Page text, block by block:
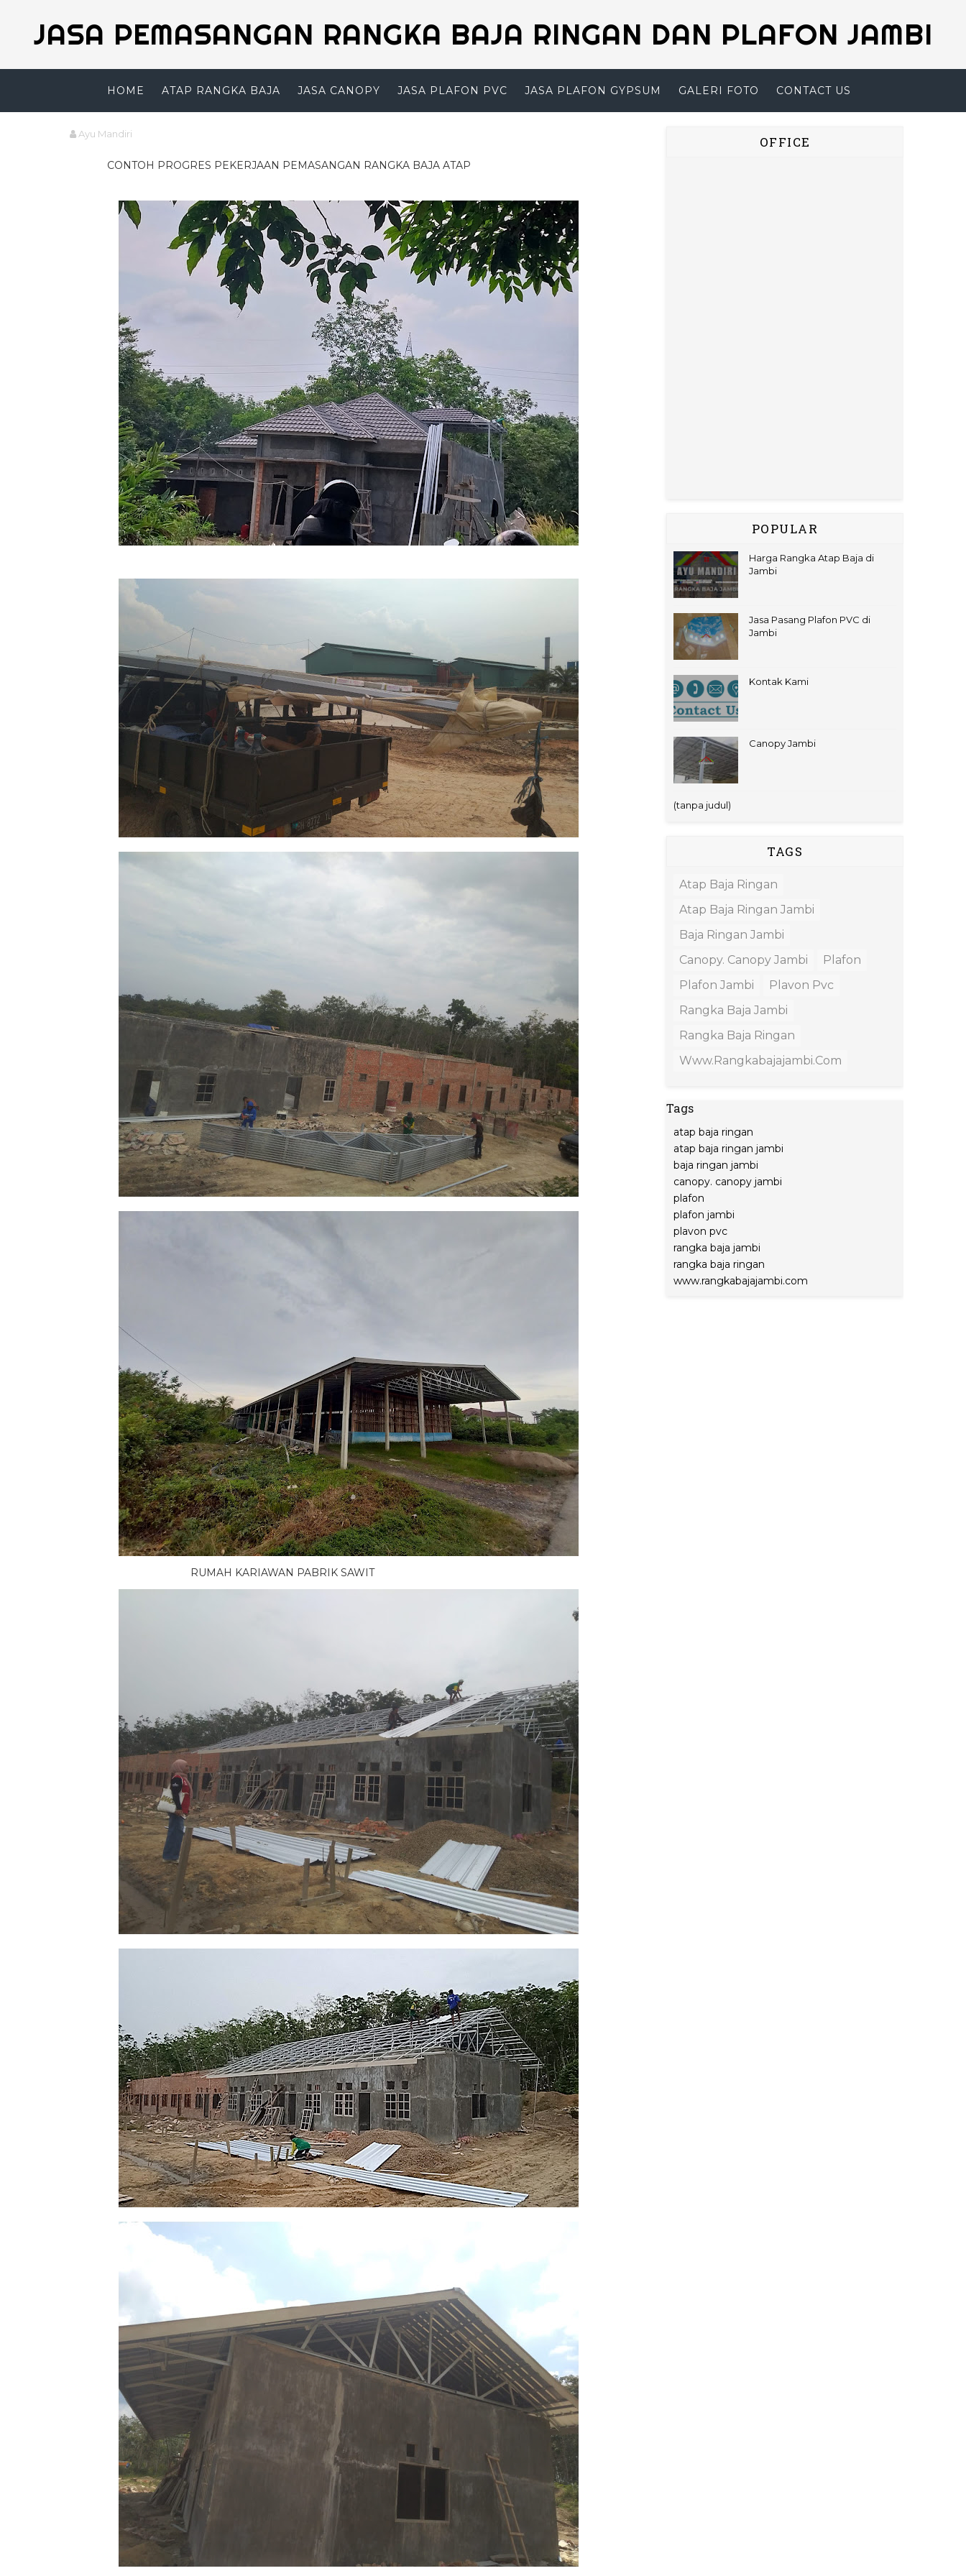
JASA PEMASANGAN RANGKA BAJA RINGAN DAN PLAFON JAMBI
HOME ATAP RANGKA BAJA JASA CANOPY JASA PLAFON PVC JASA PLAFON GYPSUM GALERI FOTO CONTACT US
Ayu Mandiri
CONTOH PROGRES PEKERJAAN PEMASANGAN RANGKA BAJA ATAP
RUMAH KARIAWAN PABRIK SAWIT
OFFICE
POPULAR
Harga Rangka Atap Baja di
Jambi
Jasa Pasang Plafon PVC di
Jambi
Kontak Kami
Canopy Jambi
(tanpa judul)
TAGS
Atap Baja Ringan
Atap Baja Ringan Jambi
Baja Ringan Jambi
Canopy. Canopy Jambi
Plafon
Plafon Jambi
Plavon Pvc
Rangka Baja Jambi
Rangka Baja Ringan
Www.rangkabajajambi.com
Tags
atap baja ringan
atap baja ringan jambi
baja ringan jambi
canopy. canopy jambi
plafon
plafon jambi
plavon pvc
rangka baja jambi
rangka baja ringan
www.rangkabajajambi.com